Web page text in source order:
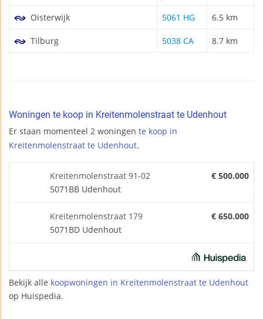
Oisterwijk 5061 HG 6.5 km
Tilburg 5038 CA 8.7 km
Woningen te koop in Kreitenmolenstraat te Udenhout
Er staan momenteel 2 woningen te koop in
Kreitenmolenstraat te Udenhout.
Kreitenmolenstraat 91-02
5071BB Udenhout
€ 500.000
Kreitenmolenstraat 179
5071BD Udenhout
€ 650.000
Bekijk alle koopwoningen in Kreitenmolenstraat te Udenhout
op Huispedia.